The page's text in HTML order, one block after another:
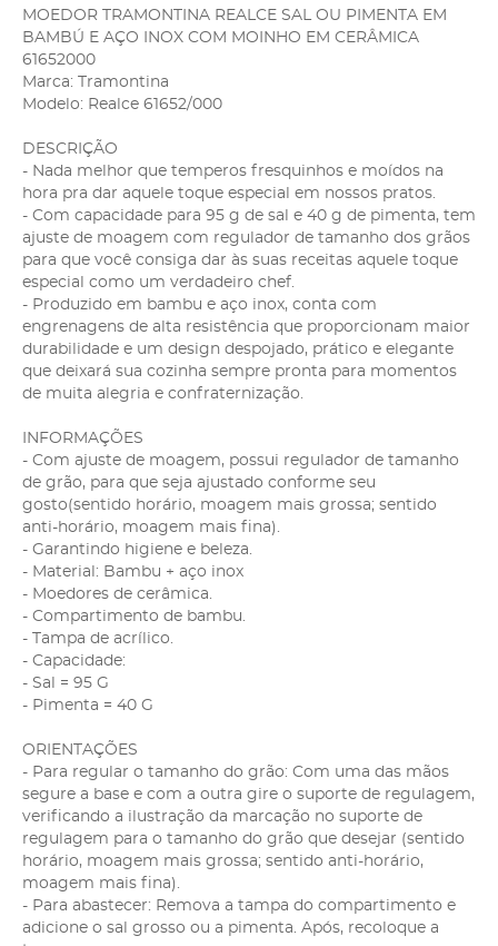
MOEDOR TRAMONTINA REALCE SAL OU PIMENTA EM
BAMBÚ E AÇO INOX COM MOINHO EM CERÂMICA
61652000
Marca: Tramontina
Modelo: Realce 61652/000
DESCRIÇÃO
- Nada melhor que temperos fresquinhos e moídos na
hora pra dar aquele toque especial em nossos pratos.
- Com capacidade para 95 g de sal e 40 g de pimenta, tem
ajuste de moagem com regulador de tamanho dos grãos
para que você consiga dar às suas receitas aquele toque
especial como um verdadeiro chef.
- Produzido em bambu e aço inox, conta com
engrenagens de alta resistência que proporcionam maior
durabilidade e um design despojado, prático e elegante
que deixará sua cozinha sempre pronta para momentos
de muita alegria e confraternização.
INFORMAÇÕES
- Com ajuste de moagem, possui regulador de tamanho
de grão, para que seja ajustado conforme seu
gosto(sentido horário, moagem mais grossa; sentido
anti-horário, moagem mais fina).
- Garantindo higiene e beleza.
- Material: Bambu + aço inox
- Moedores de cerâmica.
- Compartimento de bambu.
- Tampa de acrílico.
- Capacidade:
- Sal = 95 G
- Pimenta = 40 G
ORIENTAÇÕES
- Para regular o tamanho do grão: Com uma das mãos
segure a base e com a outra gire o suporte de regulagem,
verificando a ilustração da marcação no suporte de
regulagem para o tamanho do grão que desejar (sentido
horário, moagem mais grossa; sentido anti-horário,
moagem mais fina).
- Para abastecer: Remova a tampa do compartimento e
adicione o sal grosso ou a pimenta. Após, recoloque a